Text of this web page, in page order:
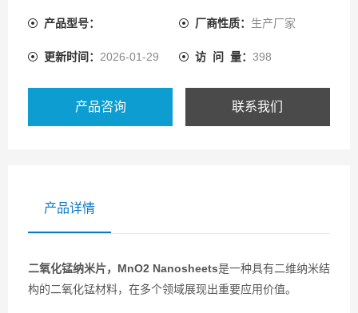
产品型号： 厂商性质： 生产厂家
更新时间： 2026-01-29 访 问 量： 398
产品咨询 联系我们
产品详情
二氧化锰纳米片，MnO2 Nanosheets‌是一种具有二维纳米结
构的二氧化锰材料，在多个领域展现出重要应用价值。